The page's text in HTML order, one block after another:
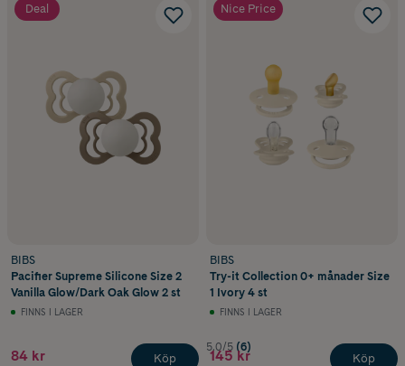
Deal
BIBS
Pacifier Supreme Silicone Size 2
Vanilla Glow/Dark Oak Glow 2 st
FINNS I LAGER
84 kr Köp
Nice Price
BIBS
Try-it Collection 0+ månader Size
1 Ivory 4 st
FINNS I LAGER
5.0/5 (6)
145 kr Köp